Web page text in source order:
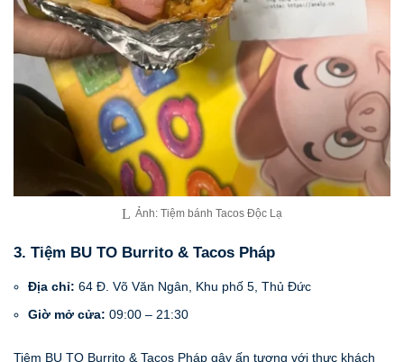
Ảnh: Tiệm bánh Tacos Độc Lạ
3. Tiệm BU TO Burrito & Tacos Pháp
Địa chỉ: 64 Đ. Võ Văn Ngân, Khu phố 5, Thủ Đức
Giờ mở cửa: 09:00 – 21:30
Tiệm BU TO Burrito & Tacos Pháp gây ấn tượng với thực khách